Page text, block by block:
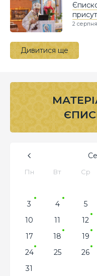
2 серпня
Дивитися ще
Пн Вт Ср
3
4 5
10
11 12
17
18 19
24
25 26
31